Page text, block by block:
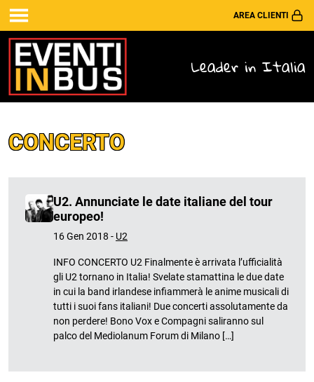
AREA CLIENTI
Leader in Italia
CONCERTO
U2. Annunciate le date italiane del tour
europeo!
16 Gen 2018 - U2
INFO CONCERTO U2 Finalmente è arrivata l’ufficialità
gli U2 tornano in Italia! Svelate stamattina le due date
in cui la band irlandese infiammerà le anime musicali di
tutti i suoi fans italiani! Due concerti assolutamente da
non perdere! Bono Vox e Compagni saliranno sul
palco del Mediolanum Forum di Milano […]